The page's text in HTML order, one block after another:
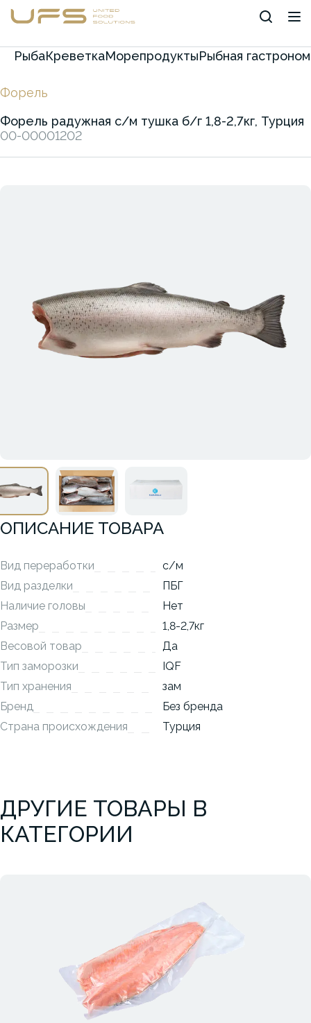
РыбаКреветкаМорепродуктыРыбная
Форель
Форель радужная с/м тушка б/г 1,8-2,7кг, Турция
00-00001202
ОПИСАНИЕ ТОВАРА
Вид переработки
с/м
Вид разделки
ПБГ
Наличие головы
Нет
Размер
1,8-2,7кг
Весовой товар
Да
Тип заморозки
IQF
Тип хранения
зам
Бренд
Без бренда
Страна происхождения
Турция
ДРУГИЕ ТОВАРЫ В
КАТЕГОРИИ